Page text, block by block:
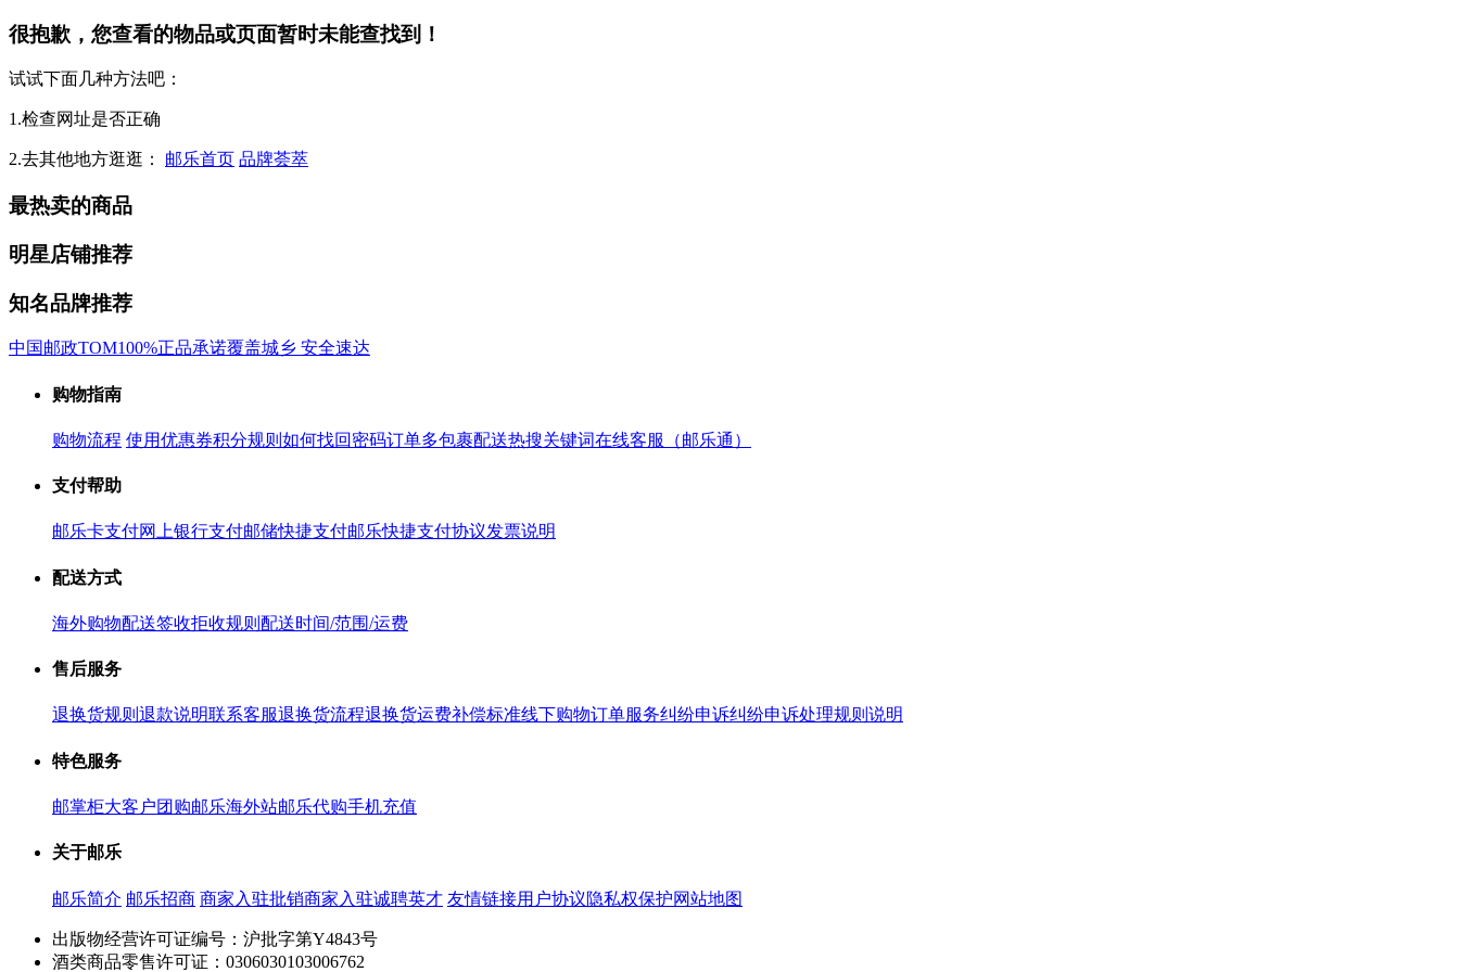
很抱歉，您查看的物品或页面暂时未能查找到！
试试下面几种方法吧：
1.检查网址是否正确
2.去其他地方逛逛： 邮乐首页 品牌荟萃
最热卖的商品
明星店铺推荐
知名品牌推荐
中国邮政TOM100%正品承诺覆盖城乡 安全速达
购物指南
购物流程 使用优惠券积分规则 如何找回密码订单多包裹配送热搜关键词在线客服（邮乐通）
支付帮助
邮乐卡支付网上银行支付邮储快捷支付邮乐快捷支付协议发票说明
配送方式
海外购物配送签收拒收规则 配送时间/范围/运费
售后服务
退换货规则 退款说明联系客服退换货流程退换货运费补偿标准线下购物订单服务纠纷申诉纠纷申诉处理规则说明
特色服务
邮掌柜大客户团购邮乐海外站邮乐代购手机充值
关于邮乐
邮乐简介 邮乐招商 商家入驻批销商家入驻诚聘英才 友情链接用户协议隐私权保护网站地图
出版物经营许可证编号：沪批字第Y4843号
酒类商品零售许可证：0306030103006762